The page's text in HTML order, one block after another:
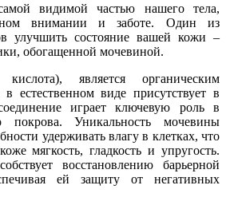
видимой частью нашего тела,
внимании и заботе. Один из
улучшить состояние вашей кожи –
обогащенной мочевиной.
является органическим
естественном виде присутствует в
играет ключевую роль в
покрова. Уникальность мочевины
удерживать влагу в клетках, что
мягкость, гладкость и упругость.
восстановлению барьерной
ей защиту от негативных